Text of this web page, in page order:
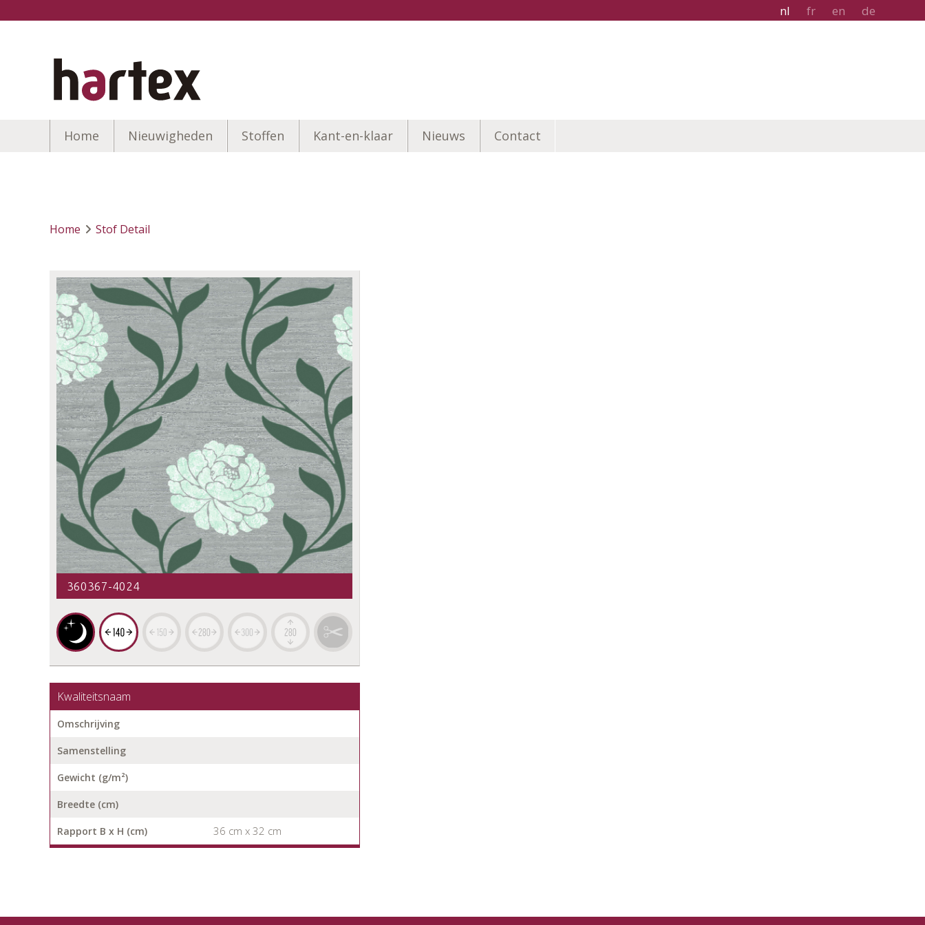
nl fr en de
Home Nieuwigheden Stoffen Kant-en-klaar Nieuws Contact
Home Stof Detail
360367-4024
Kwaliteitsnaam
Omschrijving
Samenstelling
Gewicht (g/m²)
Breedte (cm)
Rapport B x H (cm) 36 cm x 32 cm